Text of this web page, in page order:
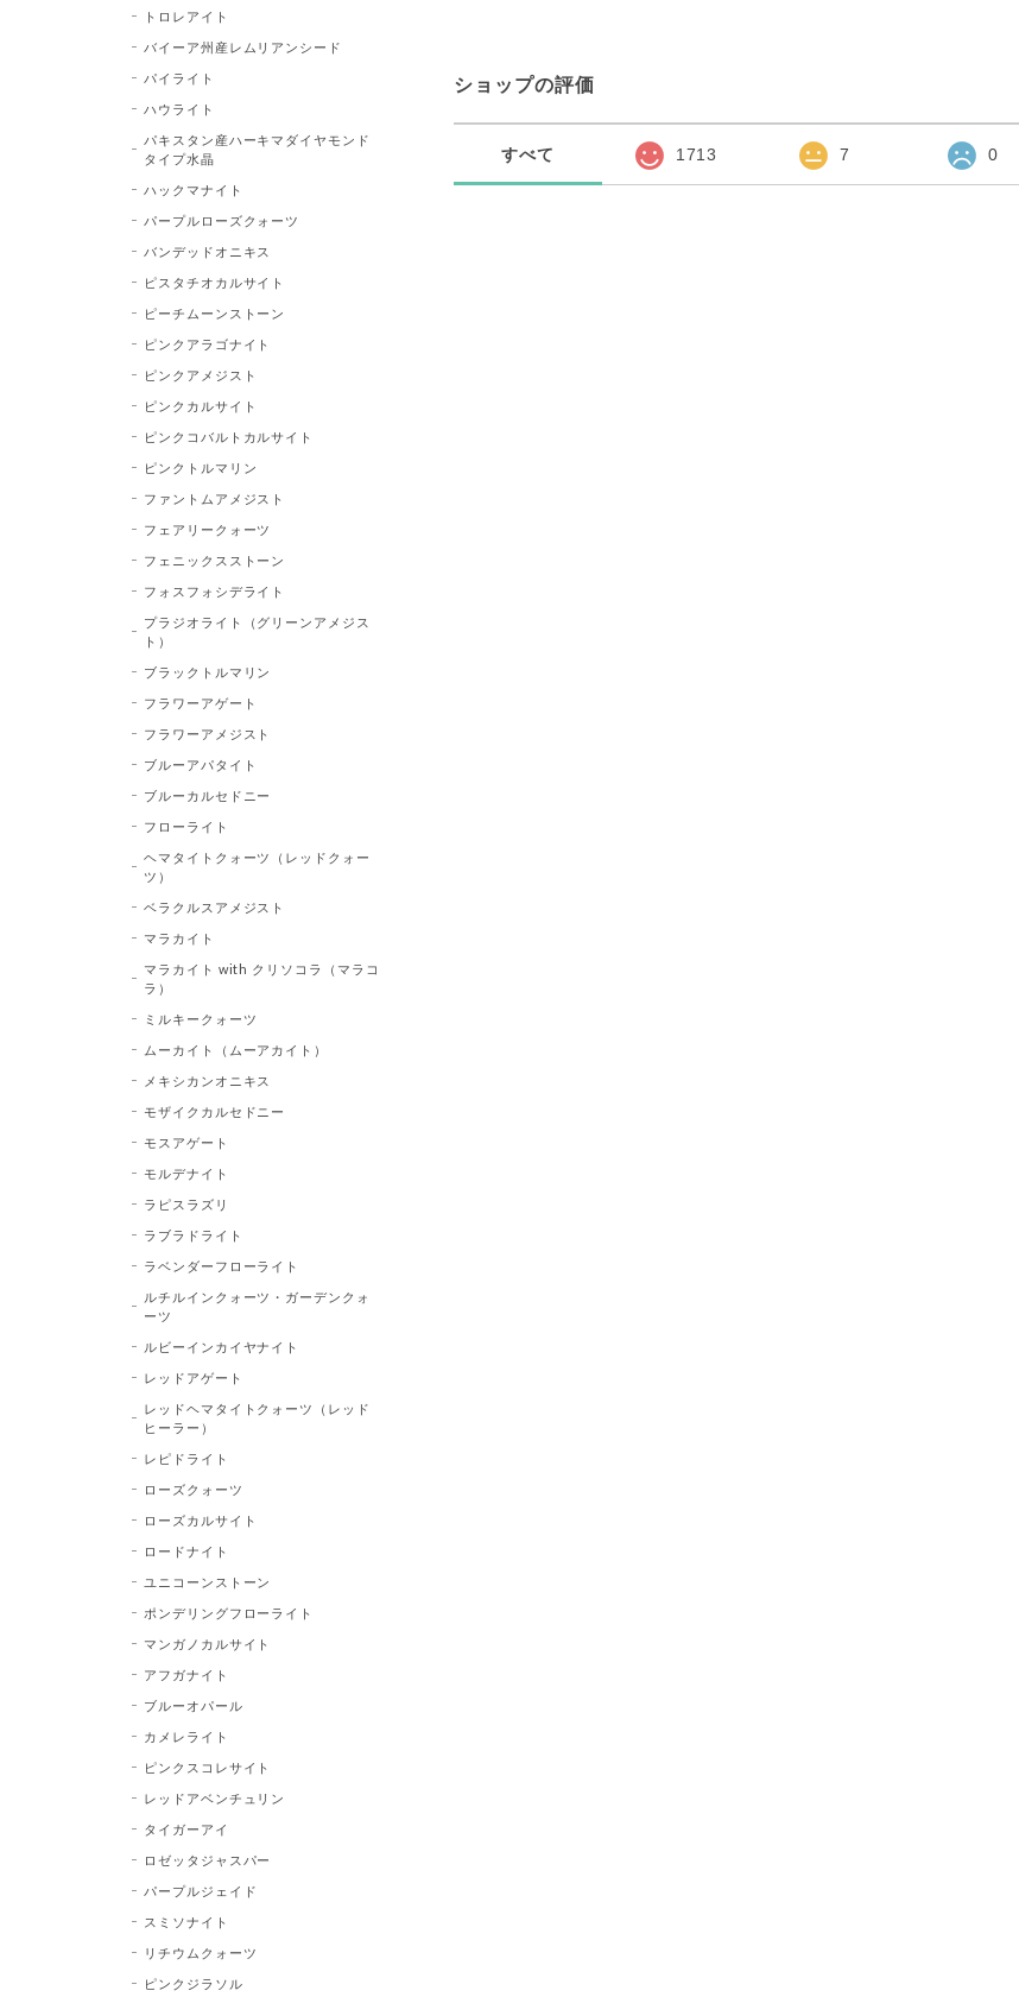
ショップの評価
すべて 1713 7 0
トロレアイト
バイーア州産レムリアンシード
パイライト
ハウライト
パキスタン産ハーキマダイヤモンド
タイプ水晶
ハックマナイト
パープルローズクォーツ
バンデッドオニキス
ピスタチオカルサイト
ピーチムーンストーン
ピンクアラゴナイト
ピンクアメジスト
ピンクカルサイト
ピンクコバルトカルサイト
ピンクトルマリン
ファントムアメジスト
フェアリークォーツ
フェニックスストーン
フォスフォシデライト
プラジオライト（グリーンアメジス
ト）
ブラックトルマリン
フラワーアゲート
フラワーアメジスト
ブルーアパタイト
ブルーカルセドニー
フローライト
ヘマタイトクォーツ（レッドクォー
ツ）
ベラクルスアメジスト
マラカイト
マラカイト with クリソコラ（マラコ
ラ）
ミルキークォーツ
ムーカイト（ムーアカイト）
メキシカンオニキス
モザイクカルセドニー
モスアゲート
モルデナイト
ラピスラズリ
ラブラドライト
ラベンダーフローライト
ルチルインクォーツ・ガーデンクォ
ーツ
ルビーインカイヤナイト
レッドアゲート
レッドヘマタイトクォーツ（レッド
ヒーラー）
レピドライト
ローズクォーツ
ローズカルサイト
ロードナイト
ユニコーンストーン
ポンデリングフローライト
マンガノカルサイト
アフガナイト
ブルーオパール
カメレライト
ピンクスコレサイト
レッドアベンチュリン
タイガーアイ
ロゼッタジャスパー
パープルジェイド
スミソナイト
リチウムクォーツ
ピンクジラソル